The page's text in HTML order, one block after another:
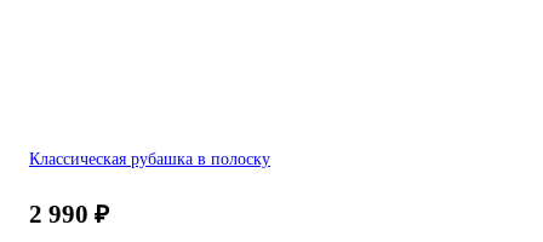
Классическая рубашка в полоску
2 990 ₽